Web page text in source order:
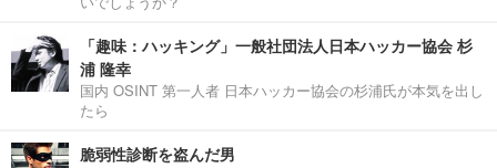
「趣味：ハッキング」一般社団法人日本ハッカー協会 杉
浦 隆幸
国内 OSINT 第一人者 日本ハッカー協会の杉浦氏が本気を出し
たら
脆弱性診断を盗んだ男